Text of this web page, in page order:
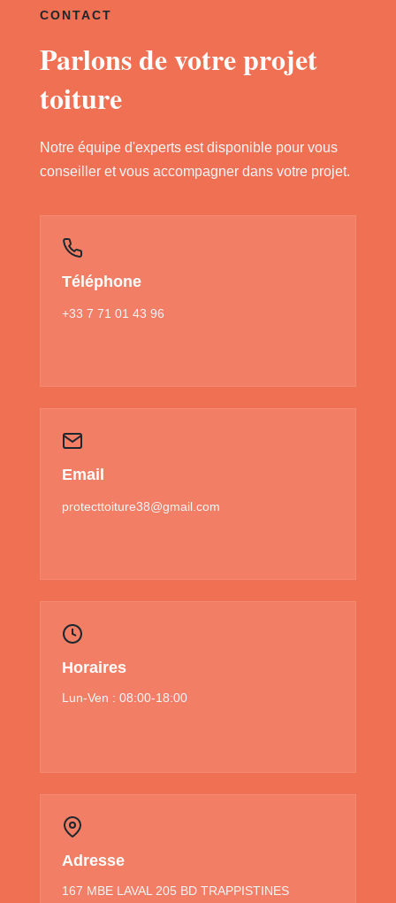
CONTACT
Parlons de votre projet
toiture
Notre équipe d'experts est disponible pour vous
conseiller et vous accompagner dans votre projet.
Téléphone
+33 7 71 01 43 96
Email
protecttoiture38@gmail.com
Horaires
Lun-Ven : 08:00-18:00
Adresse
167 MBE LAVAL 205 BD TRAPPISTINES